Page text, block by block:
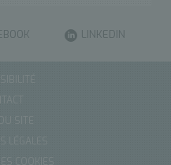
LINKEDIN
SITE
LÉGALES
COOKIES